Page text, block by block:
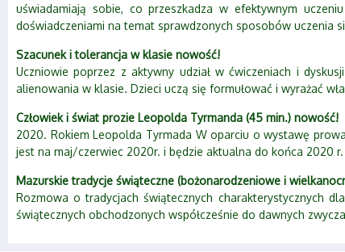
uświadamiają sobie, co przeszkadza w efektywnym
doświadczeniami na temat sprawdzonych sposobów uczenia
Szacunek i tolerancja w klasie nowość!
Uczniowie poprzez z aktywny udział w ćwiczeniach i
alienowania w klasie. Dzieci uczą się formułować i wyrażać
Człowiek i świat prozie Leopolda Tyrmanda (45 min.) nowość!
2020. Rokiem Leopolda Tyrmada W oparciu o wystawę
jest na maj/czerwiec 2020r. i będzie aktualna do końca 2020 r.
Mazurskie tradycje świąteczne (bożonarodzeniowe i
Rozmowa o tradycjach świątecznych charakterystycznych
świątecznych obchodzonych współcześnie do dawnych